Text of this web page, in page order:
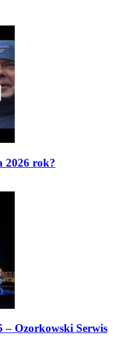
2026 rok?
– Ozorkowski Serwis